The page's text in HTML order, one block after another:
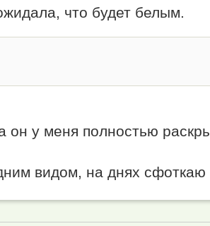
что будет белым.
у меня полностью
видом, на днях